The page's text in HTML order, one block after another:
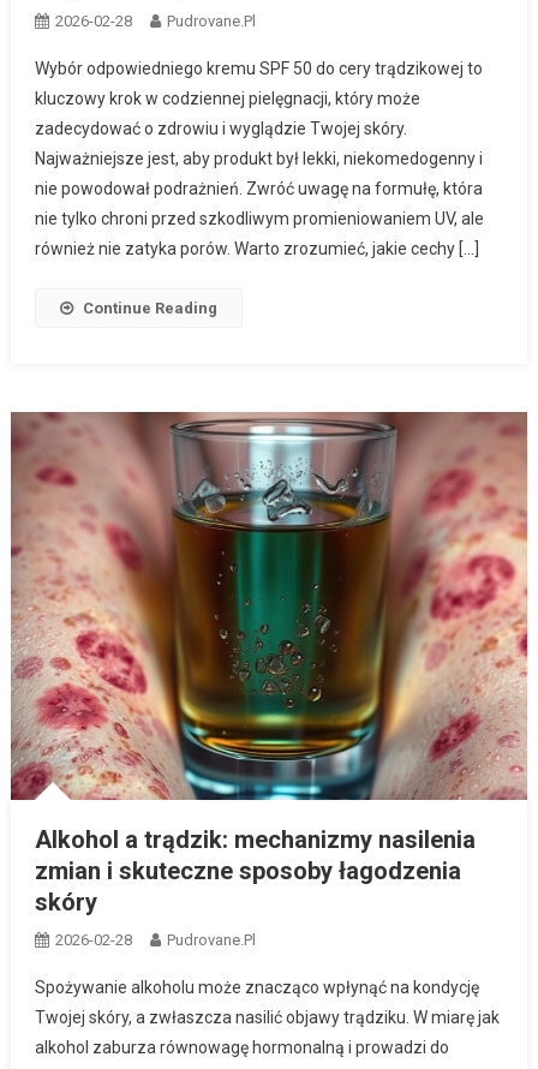
2026-02-28 Pudrovane.pl
Wybór odpowiedniego kremu SPF 50 do cery trądzikowej to
kluczowy krok w codziennej pielęgnacji, który może
zadecydować o zdrowiu i wyglądzie Twojej skóry.
Najważniejsze jest, aby produkt był lekki, niekomedogenny i
nie powodował podrażnień. Zwróć uwagę na formułę, która
nie tylko chroni przed szkodliwym promieniowaniem UV, ale
również nie zatyka porów. Warto zrozumieć, jakie cechy […]
Continue Reading
Alkohol a trądzik: mechanizmy nasilenia
zmian i skuteczne sposoby łagodzenia
skóry
2026-02-28 Pudrovane.pl
Spożywanie alkoholu może znacząco wpłynąć na kondycję
Twojej skóry, a zwłaszcza nasilić objawy trądziku. W miarę jak
alkohol zaburza równowagę hormonalną i prowadzi do